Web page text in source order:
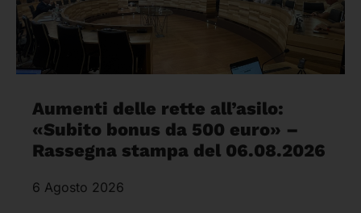
Aumenti delle rette all’asilo:
«Subito bonus da 500 euro» –
Rassegna stampa del 06.08.2026
6 Agosto 2026